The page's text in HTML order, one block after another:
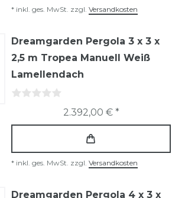
* inkl. ges. MwSt. zzgl. Versandkosten
Dreamgarden Pergola 3 x 3 x
2,5 m Tropea Manuell Weiß
Lamellendach
2.392,00 € *
* inkl. ges. MwSt. zzgl. Versandkosten
Dreamgarden Pergola 4 x 3 x